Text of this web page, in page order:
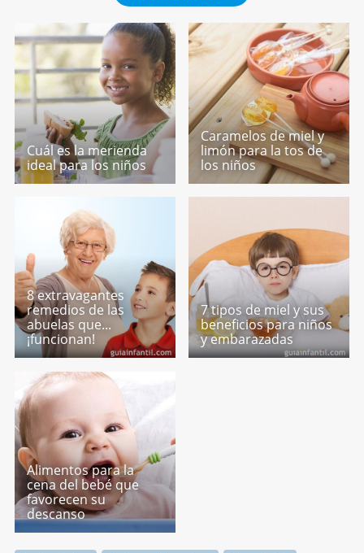
Cuál es la merienda
ideal para los niños
Caramelos de miel y
limón para la tos de
los niños
8 extravagantes
remedios de las
abuelas que...
¡funcionan!
7 tipos de miel y sus
beneficios para niños
y embarazadas
Alimentos para la
cena del bebé que
favorecen su
descanso